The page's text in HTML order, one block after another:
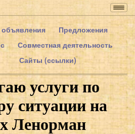
объявления
Предложения
Совместная деятельность
Сайты (ссылки)
услуги по
ситуации на
Ленорман